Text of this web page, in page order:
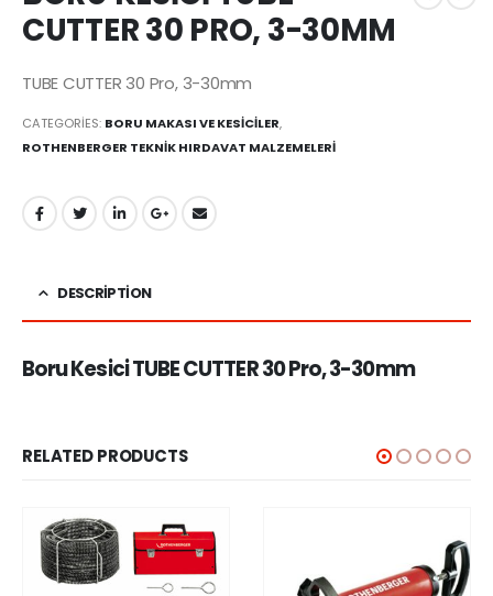
CUTTER 30 PRO, 3-30MM
TUBE CUTTER 30 Pro, 3-30mm
CATEGORIES: BORU MAKASI VE KESİCİLER,
ROTHENBERGER TEKNİK HIRDAVAT MALZEMELERİ
DESCRIPTION
Boru Kesici TUBE CUTTER 30 Pro, 3-30mm
RELATED PRODUCTS